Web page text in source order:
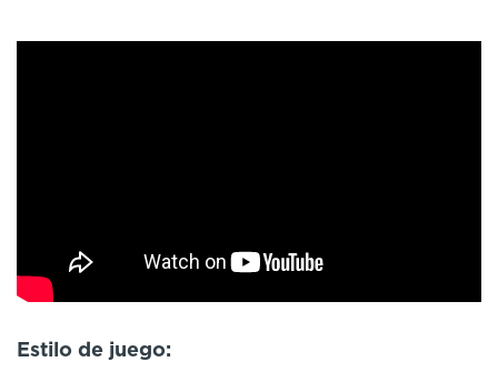
Estilo de juego: